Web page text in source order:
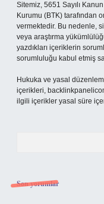
Sitemiz, 5651 Sayılı
Kurumu (BTK) tarafından
vermektedir. Bu nedenle,
veya araştırma
yazdıkları içeriklerin
sorumluluğu kabul etmiş
Hukuka ve yasal
içerikleri,
ilgili içerikler yasal süre
Son yorumlar